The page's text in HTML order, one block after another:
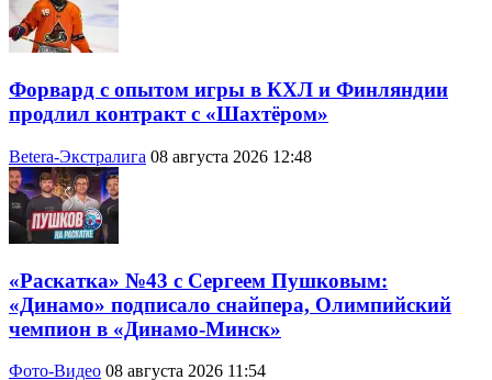
Форвард с опытом игры в КХЛ и Финляндии
продлил контракт с «Шахтёром»
Betera-Экстралига 08 августа 2026 12:48
«Раскатка» №43 с Сергеем Пушковым:
«Динамо» подписало снайпера, Олимпийский
чемпион в «Динамо-Минск»
Фото-Видео 08 августа 2026 11:54